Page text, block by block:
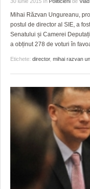
GRĂDINA TAICII
ZIARISTU’ DE
CU OIŞTEA-N
FINANŢĂRI DE LA
CRONICĂ DE FILM
UNDE MERGEM
FILME
CLIPURI VIDEO
ACCIDENTE
ANUNŢURI
INFO SI UTILE
CULTURA
JUSTITIE
FILME
CLIPURI VIDEO
JOCURI ONLINE
DIVERSE
Mihai Răzvan Ungureanu,
postul de director al SIE, a
Senatului și Camerei
a obținut 278 de voturi în
Etichete: director, mihai razvan